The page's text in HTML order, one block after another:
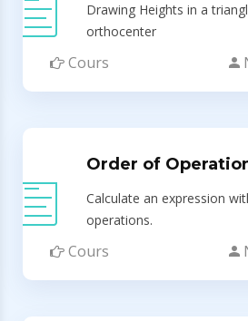
Drawing Heights in a
orthocenter
Cours
Order of
Calculate an expression
operations.
Cours